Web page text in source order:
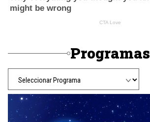
Programas